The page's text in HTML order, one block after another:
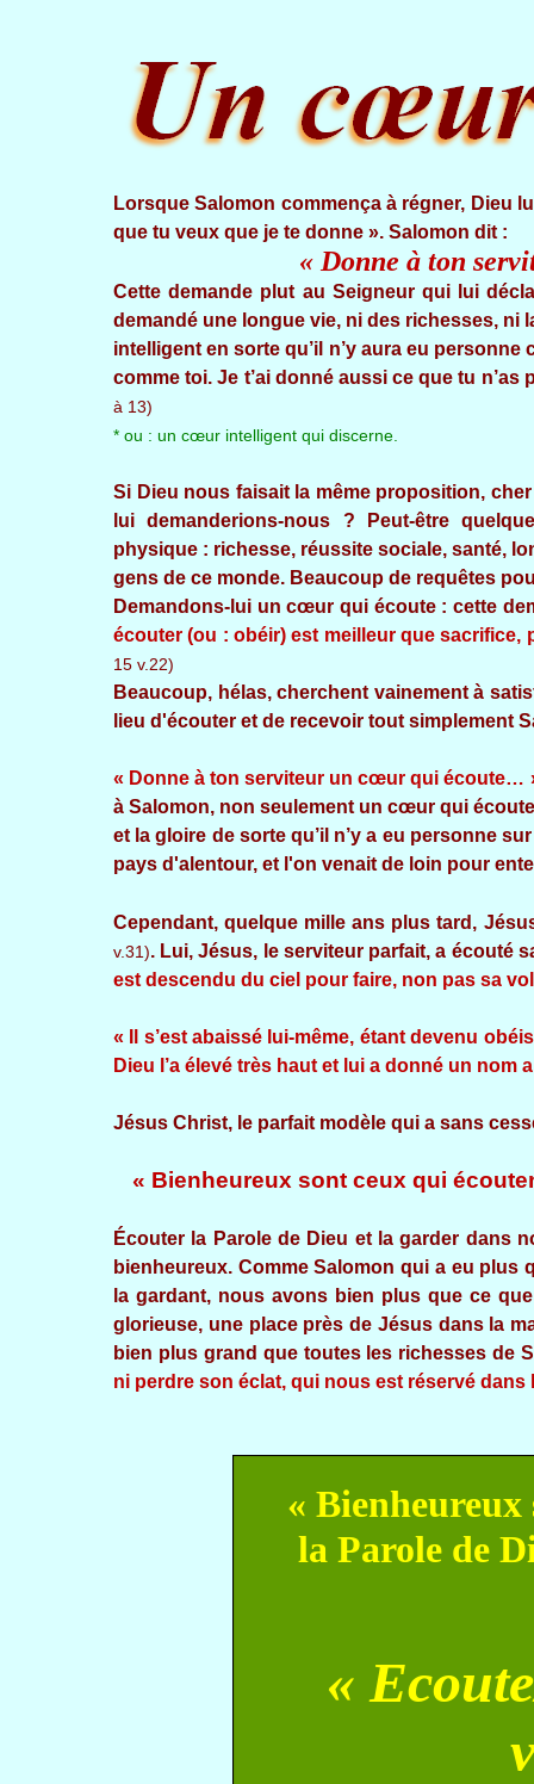
Lorsque Salomon commença à régner, Dieu
que tu veux que je te donne ». Salomon dit :
« Donne à ton
Cette demande plut au Seigneur qui lui
demandé une longue vie, ni des richesses,
intelligent en sorte qu’il n’y aura eu
comme toi. Je t’ai donné aussi ce que tu
à 13)
* ou : un cœur intelligent qui discerne.
Si Dieu nous faisait la même proposition,
lui demanderions-nous ? Peut-être
physique : richesse, réussite sociale, santé,
gens de ce monde. Beaucoup de requêtes
Demandons-lui un cœur qui écoute : cette
écouter (ou : obéir) est meilleur que sacrifice,
15 v.22)
Beaucoup, hélas, cherchent vainement à
lieu d'écouter et de recevoir tout simplement
« Donne à ton serviteur un cœur qui écoute…
à Salomon, non seulement un cœur qui
et la gloire de sorte qu’il n’y a eu personne
pays d'alentour, et l'on venait de loin pour
Cependant, quelque mille ans plus tard,
v.31). Lui, Jésus, le serviteur parfait, a écouté
est descendu du ciel pour faire, non pas sa
« Il s’est abaissé lui-même, étant devenu
Dieu l’a élevé très haut et lui a donné un
Jésus Christ, le parfait modèle qui a sans
« Bienheureux sont ceux qui
Écouter la Parole de Dieu et la garder dans
bienheureux. Comme Salomon qui a eu plus
la gardant, nous avons bien plus que ce
glorieuse, une place près de Jésus dans la
bien plus grand que toutes les richesses de
ni perdre son éclat, qui nous est réservé dans
«
la Parole de
«